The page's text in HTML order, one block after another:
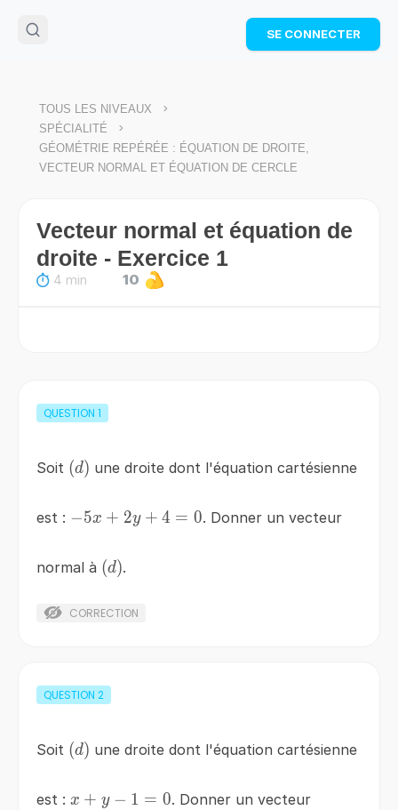
🌴Cahier de vacances offert
: révise les maths cet
Télécharge ton PDF gratuit et progresse avec des
SE CONNECTER
TOUS LES NIVEAUX >
SPÉCIALITÉ >
GÉOMÉTRIE REPÉRÉE : ÉQUATION DE DROITE,
VECTEUR NORMAL ET ÉQUATION DE CERCLE
Vecteur normal et équation de
droite - Exercice 1
4 min 10
QUESTION 1
Soit \left(d\right)
(d) une droite dont l'équation cartésienne
est : -5x+2y+4=0
−5x + 2y + 4 = 0. Donner un vecteur
normal à \left(d\right)
(d).
CORRECTION
QUESTION 2
Soit \left(d\right)
(d) une droite dont l'équation cartésienne
est : x+y-
x + y − 1 = 0. Donner un vecteur